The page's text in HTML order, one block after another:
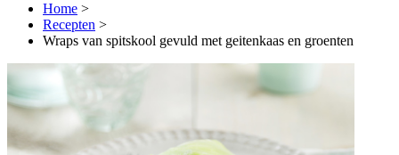
Home >
Recepten >
Wraps van spitskool gevuld met geitenkaas en groenten